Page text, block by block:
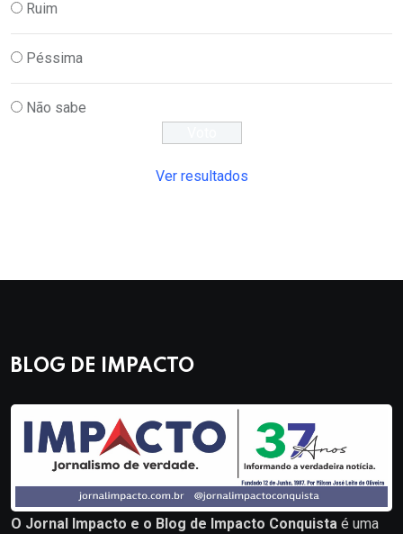
Ruim
Péssima
Não sabe
Ver resultados
BLOG DE IMPACTO
O Jornal Impacto e o Blog de Impacto Conquista é uma